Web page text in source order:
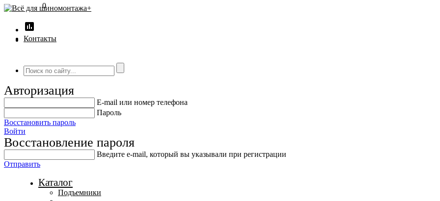
insert_chart
0
Контакты
Авторизация
E-mail или номер телефона
Пароль
Восстановить пароль
Войти
Восстановление пароля
Введите е-mail, который вы указывали при регистрации
Отправить
Каталог
Подъемники